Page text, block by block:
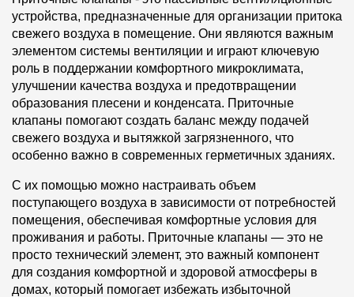
устройства, предназначенные для организации притока
свежего воздуха в помещение. Они являются важным
элементом системы вентиляции и играют ключевую
роль в поддержании комфортного микроклимата,
улучшении качества воздуха и предотвращении
образования плесени и конденсата. Приточные
клапаны помогают создать баланс между подачей
свежего воздуха и вытяжкой загрязненного, что
особенно важно в современных герметичных зданиях.
С их помощью можно настраивать объем
поступающего воздуха в зависимости от потребностей
помещения, обеспечивая комфортные условия для
проживания и работы. Приточные клапаны — это не
просто технический элемент, это важный компонент
для создания комфортной и здоровой атмосферы в
домах, который помогает избежать избыточной